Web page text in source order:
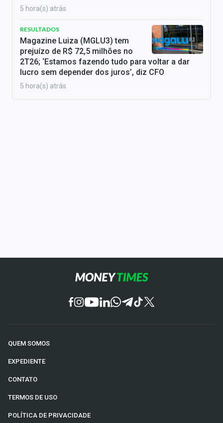
5 hora(s) atrás
RESULTADOS
Magazine Luiza (MGLU3) tem
prejuízo de R$ 72,5 milhões no
2T26; ‘Estamos fazendo tudo para voltar a dar
lucro sem depender dos juros’, diz CFO
5 hora(s) atrás
QUEM SOMOS
EXPEDIENTE
CONTATO
TERMOS DE USO
POLÍTICA DE PRIVACIDADE